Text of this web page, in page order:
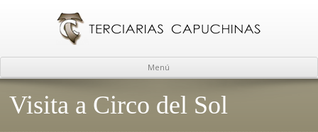
Menú
Visita a Circo del Sol